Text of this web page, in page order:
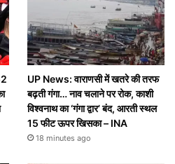
UP News: वाराणसी में खतरे की तरफ
बढ़ती गंगा… नाव चलाने पर रोक, काशी
विश्वनाथ का ‘गंगा द्वार’ बंद, आरती स्थल
15 फीट ऊपर खिसका – INA
18 minutes ago